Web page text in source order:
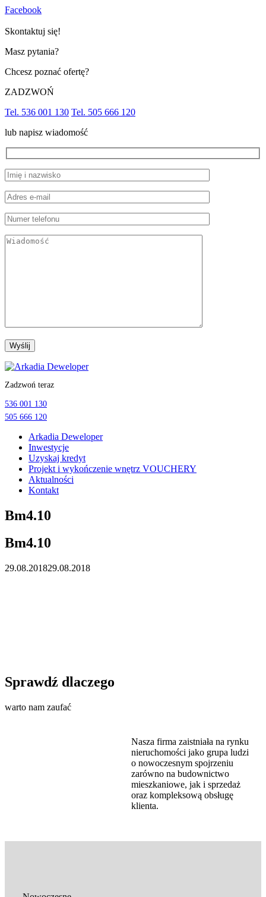
Facebook
Skontaktuj się!
Masz pytania?
Chcesz poznać ofertę?
ZADZWOŃ
Tel. 536 001 130 Tel. 505 666 120
lub napisz wiadomość
Przejdź
treści
Zadzwoń teraz
536 001 130
505 666 120
Arkadia Deweloper
Inwestycje
Uzyskaj kredyt
Projekt i wykończenie wnętrz VOUCHERY
Aktualności
Kontakt
Bm4.10
Bm4.10
29.08.201829.08.2018
Sprawdź dlaczego
warto nam zaufać
Nasza firma zaistniała na rynku
nieruchomości jako grupa ludzi
o nowoczesnym spojrzeniu
zarówno na budownictwo
mieszkaniowe, jak i sprzedaż
oraz kompleksową obsługę
klienta.